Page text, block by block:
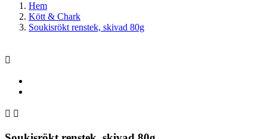
Hem
Kött & Chark
Soukisrökt renstek, skivad 80g

 